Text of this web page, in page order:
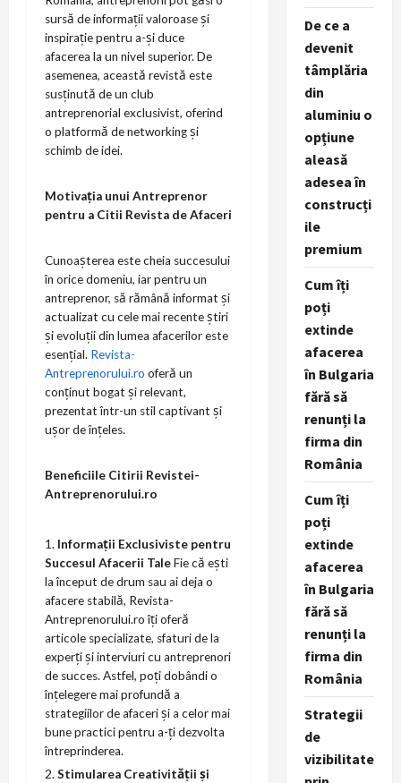
sursă de informații valoroase și
inspirație pentru a-și duce
afacerea la un nivel superior. De
asemenea, această revistă este
susținută de un club
antreprenorial exclusivist, oferind
o platformă de networking și
schimb de idei.
Motivația unui Antreprenor
pentru a Citii Revista de Afaceri
Cunoașterea este cheia succesului
în orice domeniu, iar pentru un
antreprenor, să rămână informat și
actualizat cu cele mai recente știri
și evoluții din lumea afacerilor este
esențial. Revista-
Antreprenorului.ro oferă un
conținut bogat și relevant,
prezentat într-un stil captivant și
ușor de înțeles.
Beneficiile Citirii Revistei-
Antreprenorului.ro
Informații Exclusiviste pentru
Succesul Afacerii TaleFie că ești
la început de drum sau ai deja o
afacere stabilă, Revista-
Antreprenorului.roîți oferă
articole specializate, sfaturi de la
experți și interviuri cu antreprenori
de succes. Astfel, poți dobândi o
înțelegere mai profundă a
strategiilor de afaceri și a celor mai
bune practici pentru a-ți dezvolta
întreprinderea.
Stimularea Creativității și
De ce a
devenit
tâmplăria
din
aluminiu o
opțiune
aleasă
adesea în
construcți
ile
premium
Cum îți
poți
extinde
afacerea
în Bulgaria
fără să
renunți la
firma din
România
Cum îți
poți
extinde
afacerea
în Bulgaria
fără să
renunți la
firma din
România
Strategii
de
vizibilitate